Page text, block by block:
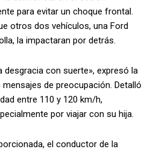
para evitar un choque frontal.
otros dos vehículos, una Ford
la impactaran por detrás.
desgracia con suerte», expresó la
de preocupación. Detalló
entre 110 y 120 km/h,
por viajar con su hija.
el conductor de la